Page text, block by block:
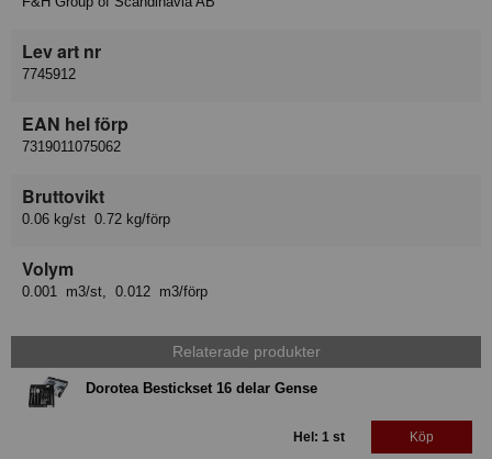
Lev art nr
7745912
EAN hel förp
7319011075062
Bruttovikt
0.06 kg/st 0.72 kg/förp
Volym
0.001 m3/st, 0.012 m3/förp
Relaterade produkter
Dorotea Bestickset 16 delar Gense
Hel: 1 st Köp